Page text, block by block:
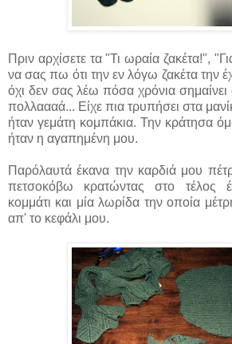
Πριν αρχίσετε τα "Τι ωραία ζακέτα!",
να σας πω ότι την εν λόγω ζακέτα την
όχι δεν σας λέω πόσα χρόνια σημαίνει
πολλαααά... Είχε πια τρυπήσει στα
ήταν γεμάτη κομπάκια. Την κράτησα
ήταν η αγαπημένη μου.
Παρόλαυτά έκανα την καρδιά μου
πετσοκόβω κρατώντας στο τέλος
κομμάτι και μία λωρίδα την οποία
απ' το κεφάλι μου.